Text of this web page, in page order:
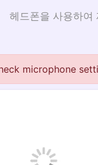
헤드폰을 사용하여
microphone